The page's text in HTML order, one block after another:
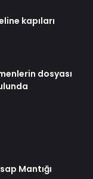
kapıları
dosyası
Mantığı